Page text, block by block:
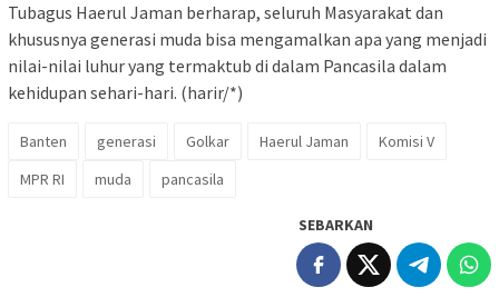
Tubagus Haerul Jaman berharap, seluruh Masyarakat dan
khususnya generasi muda bisa mengamalkan apa yang menjadi
nilai-nilai luhur yang termaktub di dalam Pancasila dalam
kehidupan sehari-hari. (harir/*)
Banten generasi Golkar Haerul Jaman
Komisi V
MPR RI
muda pancasila
SEBARKAN